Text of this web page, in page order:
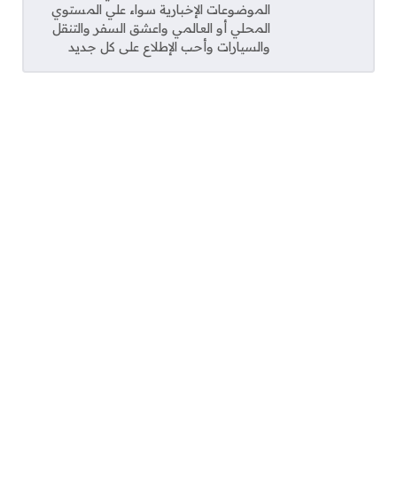
الموضوعات الإخبارية سواء علي المستوي
المحلي أو العالمي واعشق السفر والتنقل
والسيارات وأحب الإطلاع على كل جديد